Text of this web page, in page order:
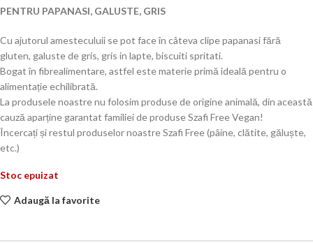
PENTRU PAPANASI, GALUSTE, GRIS
Cu ajutorul amesteculuii se pot face în câteva clipe papanasi fără
gluten, galuste de gris, gris in lapte, biscuiti spritati.
Bogat în fibrealimentare, astfel este materie primă ideală pentru o
alimentație echilibrată.
La produsele noastre nu folosim produse de origine animală, din această
cauză aparține garantat familiei de produse Szafi Free Vegan!
Încercați și restul produselor noastre Szafi Free (pâine, clătite, găluște,
etc.)
Stoc epuizat
Adaugă la favorite